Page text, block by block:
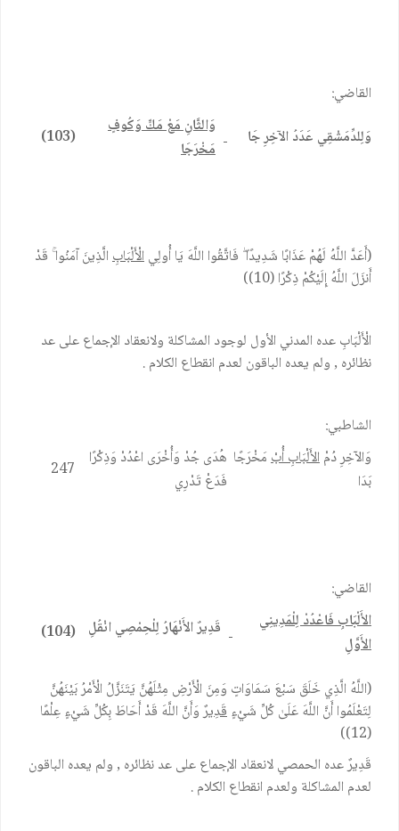
القاضي:
وَلِلدِّمَشْقِي عَدَدُ الآخِرِ جَا
وَالثَّانِ مَعْ مَكٍّ وَكُوفٍ
مَخْرَجَا
(103)
(أَعَدَّ اللَّهُ لَهُمْ عَذَابًا شَدِيدًا ۖ فَاتَّقُوا اللَّهَ يَا أُولِيالْأَلْبَابِالَّذِينَ آمَنُوا ۚ قَدْ
أَنزَلَ اللَّهُ إِلَيْكُمْ ذِكْرًا (10))
الْأَلْبَابِ عده المدني الأول لوجود المشاكلة ولانعقاد الإجماع على عد
نظائره , ولم يعده الباقون لعدم انقطاع الكلام .
الشاطبي:
وَالآخِرِ دُمْالأَلْبَابِ أُبْمَخْرَجًا
بَدَا
هُدَى جُدْ وَأُخْرَى اعْدُدْ وَذِكْرًا
فَدَعْ تَدْرِي
247
القاضي:
الأَلْبَابِ فَاعْدُدْ لِلْمَدِينِي
الأَوَّلِ
قَدِيرٌ الأَنْهَارُ لِلْحِمْصِي انْقُلِ (104)
(اللَّهُ الَّذِي خَلَقَ سَبْعَ سَمَاوَاتٍ وَمِنَ الْأَرْضِ مِثْلَهُنَّ يَتَنَزَّلُ الْأَمْرُ بَيْنَهُنَّ
لِتَعْلَمُوا أَنَّ اللَّهَ عَلَىٰ كُلِّ شَيْءٍقَدِيرٌوَأَنَّ اللَّهَ قَدْ أَحَاطَ بِكُلِّ شَيْءٍ عِلْمًا
(12))
قَدِيرٌ عده الحمصي لانعقاد الإجماع على عد نظائره , ولم يعده الباقون
لعدم المشاكلة ولعدم انقطاع الكلام .